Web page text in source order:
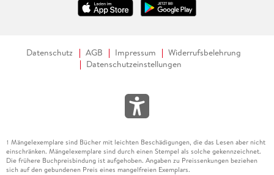
Datenschutz AGB Impressum
Widerrufsbelehrung
Datenschutzeinstellungen
1 Mängelexemplare sind Bücher mit leichten Beschädigungen, die das Lesen aber nicht
einschränken. Mängelexemplare sind durch einen Stempel als solche gekennzeichnet.
Die frühere Buchpreisbindung ist aufgehoben. Angaben zu Preissenkungen beziehen
sich auf den gebundenen Preis eines mangelfreien Exemplars.